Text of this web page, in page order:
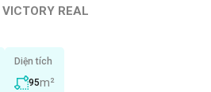
REAL
Diện tích
95m²